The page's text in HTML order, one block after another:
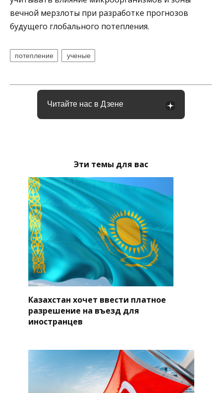
вечной мерзлоты при разработке прогнозов
будущего глобального потепления.
потепление ученые
Читайте нас в Дзене
Эти темы для вас
Казахстан хочет ввести платное
разрешение на въезд для
иностранцев